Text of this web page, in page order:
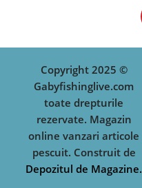
Copyright 2025 ©
Gabyfishinglive.com
toate drepturile
rezervate. Magazin
online vanzari articole
pescuit. Construit de
Depozitul de Magazine.